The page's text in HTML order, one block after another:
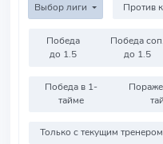
Выбор лиги
Победа
до 1.5
Победа соп.
до 1.5
Победа в 1-
тайме
Только с текущим тренером